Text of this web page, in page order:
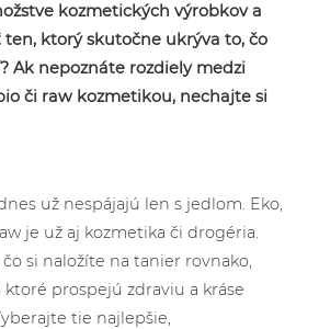
kozmetických výrobkov a
ktorý skutočne ukrýva to, čo
Ak nepoznáte rozdiely medzi
či raw kozmetikou, nechajte si
už nespájajú len s jedlom. Eko,
je už aj kozmetika či drogéria.
si naložíte na tanier rovnako,
prospejú zdraviu a kráse
tie najlepšie,